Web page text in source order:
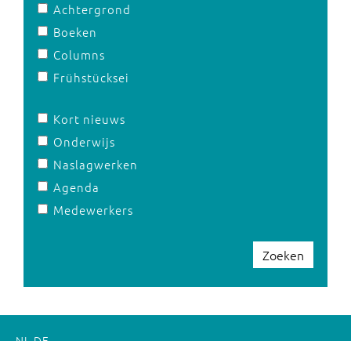
Achtergrond
Boeken
Columns
Frühstücksei
Kort nieuws
Onderwijs
Naslagwerken
Agenda
Medewerkers
Zoeken